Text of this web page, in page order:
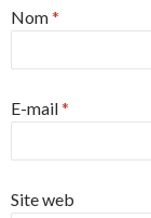
Nom*
E-mail*
Site web